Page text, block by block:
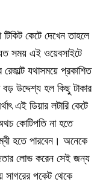
কেটে দেখেন তাহলে
সময় এই ওয়েবসাইটে
যথাসময়ে প্রকাশিত
বড় উদ্দেশ্য হল কিছু টাকার
এই ডিয়ার লটারি কেটে
কোটিপতি না হতে
হতে পারবেন। অনেকে
লোভ করেন সেই জন্য
সাগরের পকেট থেকে